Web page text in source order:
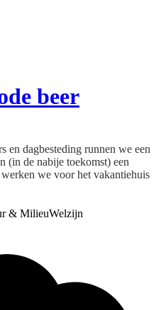
beer
dagbesteding runnen we een
(in de nabije toekomst) een
we voor het vakantiehuis
& MilieuWelzijn